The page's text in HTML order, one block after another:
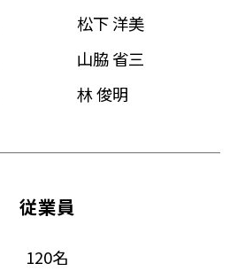
松下 洋美
山脇 省三
林 俊明
従業員
120名